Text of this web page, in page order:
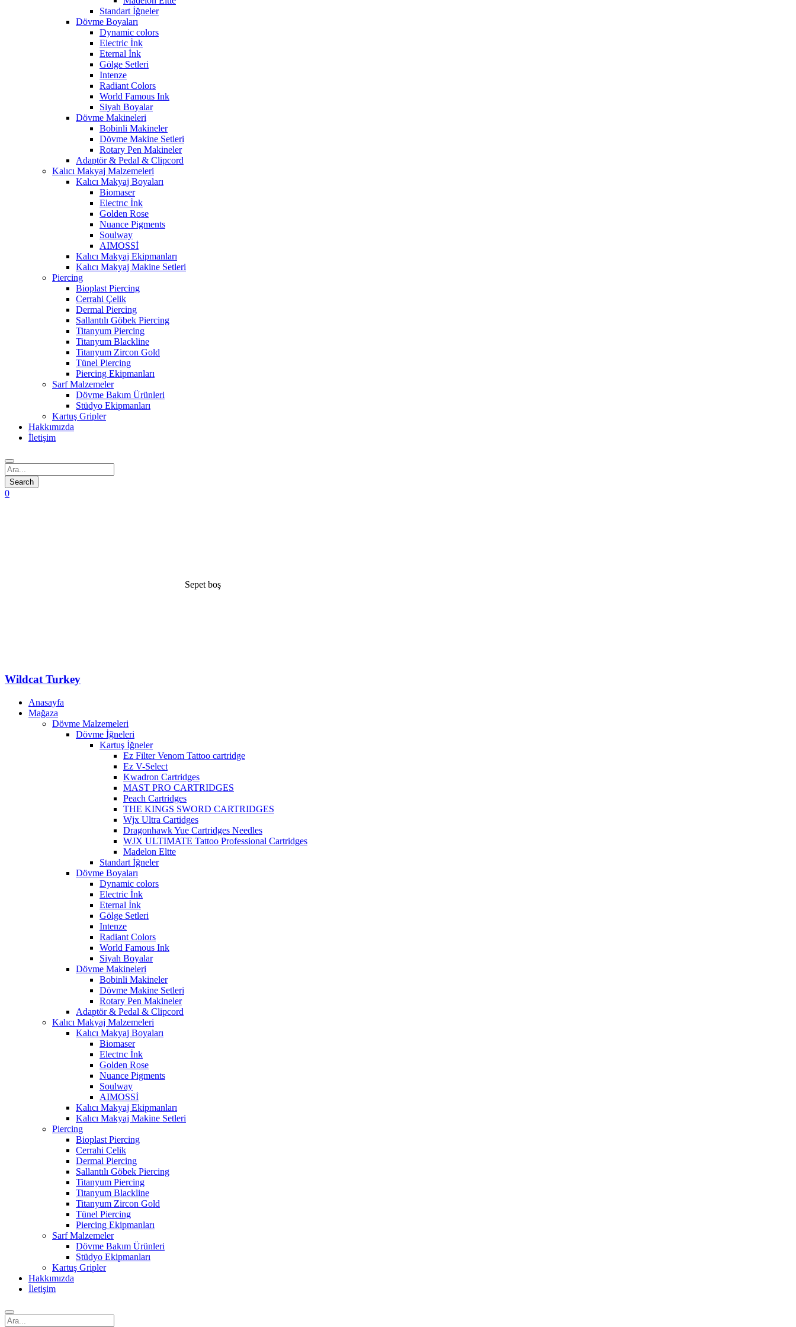
Standart İğneler
Dövme Boyaları
Dynamic colors
Electric İnk
Eternal İnk
Gölge Setleri
Intenze
Radiant Colors
World Famous Ink
Siyah Boyalar
Dövme Makineleri
Bobinli Makineler
Dövme Makine Setleri
Rotary Pen Makineler
Adaptör & Pedal & Clipcord
Kalıcı Makyaj Malzemeleri
Kalıcı Makyaj Boyaları
Biomaser
Electrıc İnk
Golden Rose
Nuance Pigments
Soulway
AIMOSSİ
Kalıcı Makyaj Ekipmanları
Kalıcı Makyaj Makine Setleri
Piercing
Bioplast Piercing
Cerrahi Çelik
Dermal Piercing
Sallantılı Göbek Piercing
Titanyum Piercing
Titanyum Blackline
Titanyum Zircon Gold
Tünel Piercing
Piercing Ekipmanları
Sarf Malzemeler
Dövme Bakım Ürünleri
Stüdyo Ekipmanları
Kartuş Gripler
Hakkımızda
İletişim
0
Sepet boş
Wildcat Turkey
Anasayfa
Mağaza
Dövme Malzemeleri
Dövme İğneleri
Kartuş İğneler
Ez Filter Venom Tattoo cartridge
Ez V-Select
Kwadron Cartridges
MAST PRO CARTRIDGES
Peach Cartridges
THE KINGS SWORD CARTRIDGES
Wjx Ultra Cartidges
Dragonhawk Yue Cartridges Needles
WJX ULTIMATE Tattoo Professional Cartridges
Madelon Eltte
Standart İğneler
Dövme Boyaları
Dynamic colors
Electric İnk
Eternal İnk
Gölge Setleri
Intenze
Radiant Colors
World Famous Ink
Siyah Boyalar
Dövme Makineleri
Bobinli Makineler
Dövme Makine Setleri
Rotary Pen Makineler
Adaptör & Pedal & Clipcord
Kalıcı Makyaj Malzemeleri
Kalıcı Makyaj Boyaları
Biomaser
Electrıc İnk
Golden Rose
Nuance Pigments
Soulway
AIMOSSİ
Kalıcı Makyaj Ekipmanları
Kalıcı Makyaj Makine Setleri
Piercing
Bioplast Piercing
Cerrahi Çelik
Dermal Piercing
Sallantılı Göbek Piercing
Titanyum Piercing
Titanyum Blackline
Titanyum Zircon Gold
Tünel Piercing
Piercing Ekipmanları
Sarf Malzemeler
Dövme Bakım Ürünleri
Stüdyo Ekipmanları
Kartuş Gripler
Hakkımızda
İletişim